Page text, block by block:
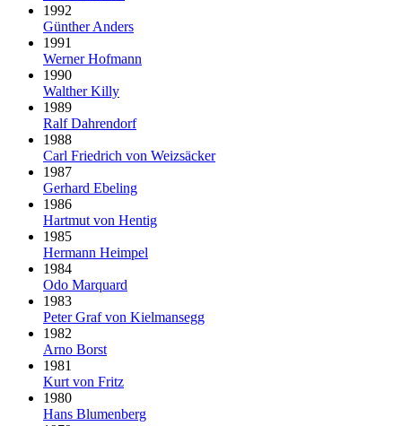
1992
Günther Anders
1991
Werner Hofmann
1990
Walther Killy
1989
Ralf Dahrendorf
1988
Carl Friedrich von Weizsäcker
1987
Gerhard Ebeling
1986
Hartmut von Hentig
1985
Hermann Heimpel
1984
Odo Marquard
1983
Peter Graf von Kielmansegg
1982
Arno Borst
1981
Kurt von Fritz
1980
Hans Blumenberg